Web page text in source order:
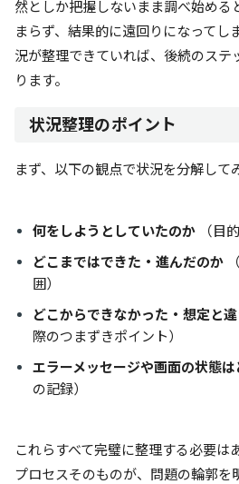
然としか把握しないまま調べ始める
まらず、結果的に遠回りになってし
況が整理できていれば、後続のステ
ります。
状況整理のポイント
まず、以下の観点で状況を分解して
何をしようとしていたのか （目
どこまではできた・進んだのか
囲）
どこからできなかった・想定と
際のつまずきポイント）
エラーメッセージや画面の状態
の記録）
これらすべて完璧に整理する必要は
プロセスそのものが、問題の輪郭を